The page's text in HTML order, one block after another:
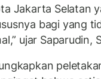
Jakarta Selatan
bagi yang
ujar Saparudin,